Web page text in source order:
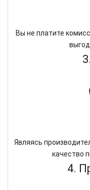
Вы не платите
Являясь
качество
4.